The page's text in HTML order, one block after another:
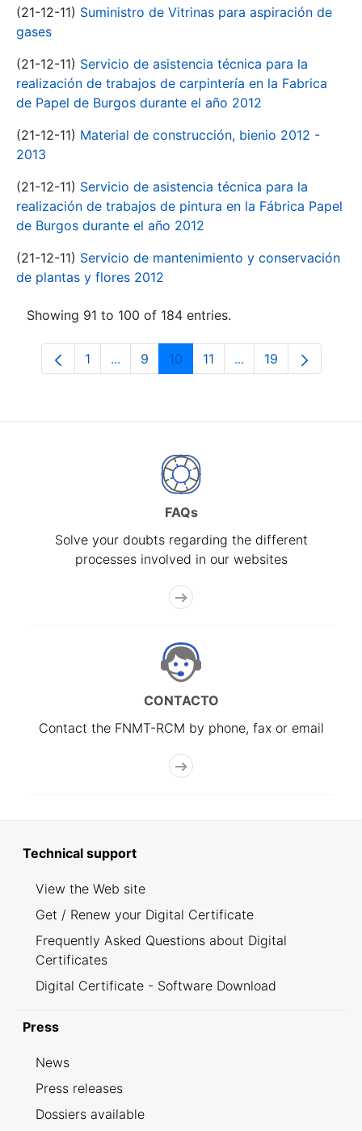
(21-12-11) Suministro de Vitrinas para aspiración de
gases
(21-12-11) Servicio de asistencia técnica para la
realización de trabajos de carpintería en la Fabrica
de Papel de Burgos durante el año 2012
(21-12-11) Material de construcción, bienio 2012 -
2013
(21-12-11) Servicio de asistencia técnica para la
realización de trabajos de pintura en la Fábrica Papel
de Burgos durante el año 2012
(21-12-11) Servicio de mantenimiento y conservación
de plantas y flores 2012
Showing 91 to 100 of 184 entries.
Page
1 ...Intermediate Pages Use TAB to
Page
9 Page
10 Page
11 ...Intermediate Pages
Page
19
FAQs
Solve your doubts regarding the different
processes involved in our websites
CONTACTO
Contact the FNMT-RCM by phone, fax or email
Technical support
View the Web site
Get / Renew your Digital Certificate
Frequently Asked Questions about Digital
Certificates
Digital Certificate - Software Download
Press
News
Press releases
Dossiers available